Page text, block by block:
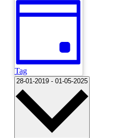
Tag
28-01-2019 - 01-05-2025 Datum